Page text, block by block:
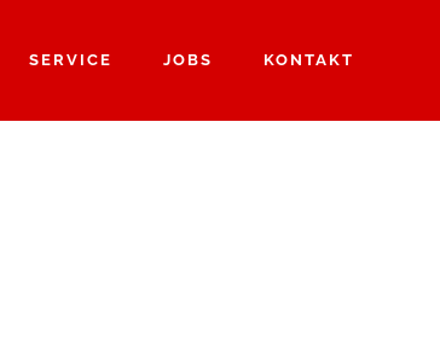
SERVICE JOBS KONTAKT